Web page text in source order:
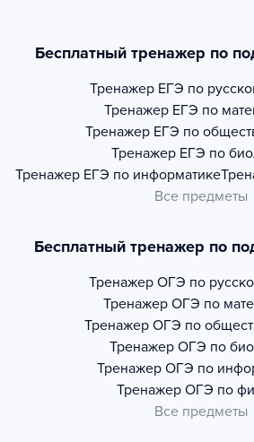
Бесплатный тренажер по
Тренажер ЕГЭ по
Тренажер ЕГЭ по
Тренажер ЕГЭ по
Тренажер ЕГЭ по
Тренажер ЕГЭ по информатике
Все предметы
Бесплатный тренажер по
Тренажер ОГЭ по
Тренажер ОГЭ по
Тренажер ОГЭ по
Тренажер ОГЭ по
Тренажер ОГЭ по
Тренажер ОГЭ по
Все предметы